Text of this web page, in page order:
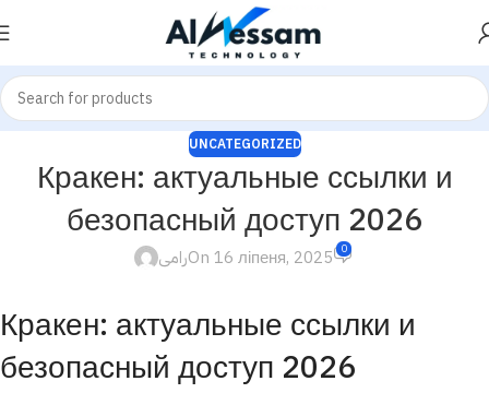
UNCATEGORIZED
Кракен: актуальные ссылки и
безопасный доступ 2026
رامىOn 16 ліпеня, 2025 0
Кракен: актуальные ссылки и
безопасный доступ 2026